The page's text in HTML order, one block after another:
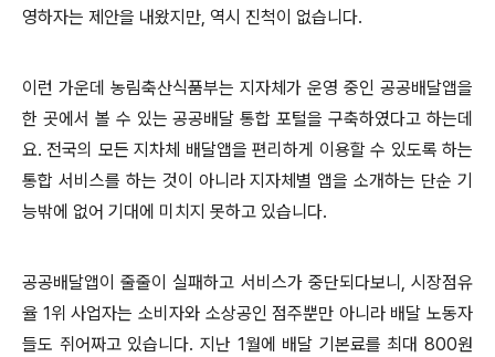
영하자는 제안을 내왔지만, 역시 진척이 없습니다.
이런 가운데 농림축산식품부는 지자체가 운영 중인 공공배달앱을
한 곳에서 볼 수 있는 공공배달 통합 포털을 구축하였다고 하는데
요.전국의 모든 지차체 배달앱을 편리하게 이용할 수 있도록 하는
통합 서비스를 하는 것이 아니라 지자체별 앱을 소개하는 단순 기
능밖에 없어 기대에 미치지 못하고 있습니다.
공공배달앱이 줄줄이 실패하고 서비스가 중단되다보니 ,시장점유
율 1위 사업자는 소비자와 소상공인 점주뿐만 아니라 배달 노동자
들도 쥐어짜고 있습니다. 지난 1 월에 배달 기본료를 최대 800원